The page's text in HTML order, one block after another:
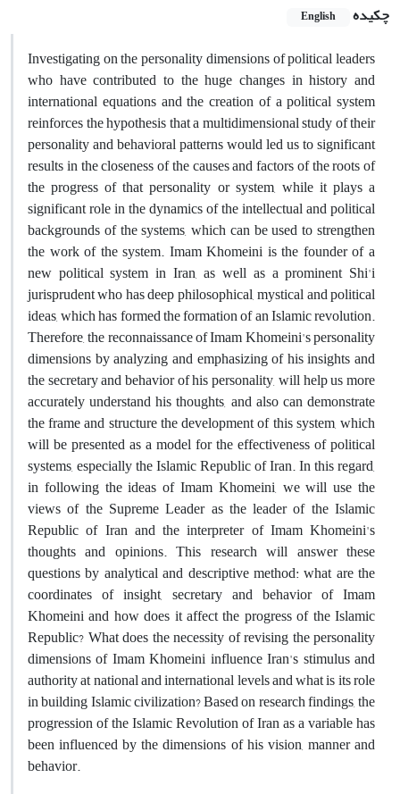
چکیده
English
Investigating on the personality dimensions of political leaders
who have contributed to the huge changes in history and
international equations and the creation of a political system
reinforces the hypothesis that a multidimensional study of their
personality and behavioral patterns would led us to significant
results in the closeness of the causes and factors of the roots of
the progress of that personality or system, while it plays a
significant role in the dynamics of the intellectual and political
backgrounds of the systems, which can be used to strengthen
the work of the system. Imam Khomeini is the founder of a
new political system in Iran, as well as a prominent Shi'i
jurisprudent who has deep philosophical, mystical and political
ideas, which has formed the formation of an Islamic revolution.
Therefore, the reconnaissance of Imam Khomeini's personality
dimensions by analyzing and emphasizing of his insights and
the secretary and behavior of his personality, will help us more
accurately understand his thoughts, and also can demonstrate
the frame and structure the development of this system, which
will be presented as a model for the effectiveness of political
systems, especially the Islamic Republic of Iran. In this regard,
in following the ideas of Imam Khomeini, we will use the
views of the Supreme Leader as the leader of the Islamic
Republic of Iran and the interpreter of Imam Khomeini's
thoughts and opinions. This research will answer these
questions by analytical and descriptive method: what are the
coordinates of insight, secretary and behavior of Imam
Khomeini and how does it affect the progress of the Islamic
Republic? What does the necessity of revising the personality
dimensions of Imam Khomeini influence Iran's stimulus and
authority at national and international levels and what is its role
in building Islamic civilization? Based on research findings, the
progression of the Islamic Revolution of Iran as a variable has
been influenced by the dimensions of his vision, manner and
behavior.